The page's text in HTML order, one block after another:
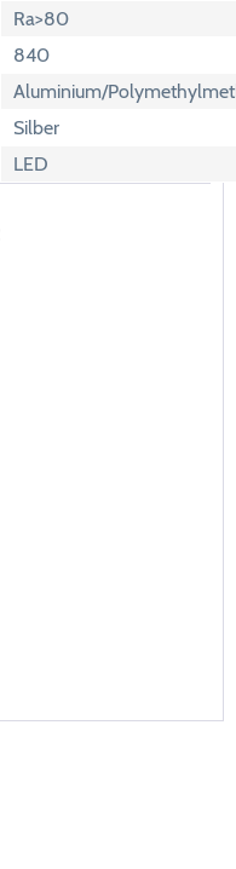
Ra>80
840
Aluminium/
Silber
LED